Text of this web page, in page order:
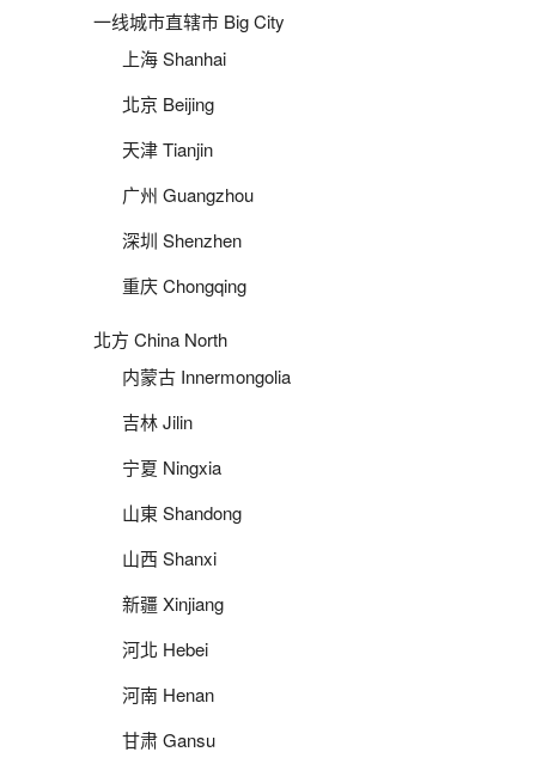
一线城市直辖市 Big City
上海 Shanhai
北京 Beijing
天津 Tianjin
广州 Guangzhou
深圳 Shenzhen
重庆 Chongqing
北方 China North
内蒙古 Innermongolia
吉林 Jilin
宁夏 Ningxia
山東 Shandong
山西 Shanxi
新疆 Xinjiang
河北 Hebei
河南 Henan
甘肃 Gansu